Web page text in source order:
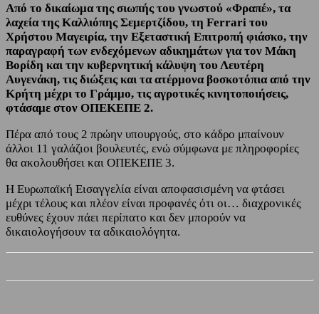
Από το δικαίωμα της σιωπής του γνωστού «Φραπέ», τα
λαχεία της Καλλιόπης Σεμερτζίδου, τη Ferrari του
Χρήστου Μαγειρία, την Εξεταστική Επιτροπή φιάσκο, την
παραγραφή των ενδεχόμενων αδικημάτων για τον Μάκη
Βορίδη και την κυβερνητική κάλυψη του Λευτέρη
Αυγενάκη, τις διώξεις και τα ατέρμονα βοσκοτόπια από την
Κρήτη μέχρι το Γράμμο, τις αγροτικές κινητοποιήσεις,
φτάσαμε στον ΟΠΕΚΕΠΕ 2.
Πέρα από τους 2 πρώην υπουργούς, στο κάδρο μπαίνουν
άλλοι 11 γαλάζιοι βουλευτές, ενώ σύμφωνα με πληροφορίες
θα ακολουθήσει και ΟΠΕΚΕΠΕ 3.
Η Ευρωπαϊκή Εισαγγελία είναι αποφασισμένη να φτάσει
μέχρι τέλους και πλέον είναι προφανές ότι οι… διαχρονικές
ευθύνες έχουν πάει περίπατο και δεν μπορούν να
δικαιολογήσουν τα αδικαιολόγητα.